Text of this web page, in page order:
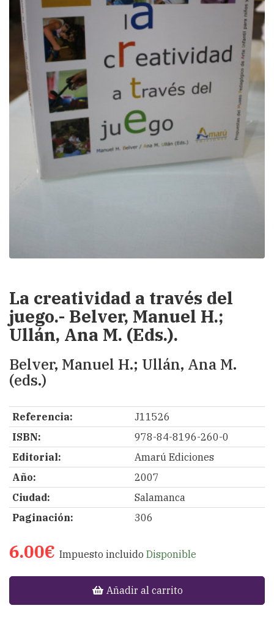
La creatividad a través del
juego.- Belver, Manuel H.;
Ullán, Ana M. (Eds.).
Belver, Manuel H.; Ullán, Ana M.
(eds.)
Referencia:
J11526
ISBN:
978-84-8196-260-0
Editorial:
Amarú Ediciones
Año:
2007
Ciudad:
Salamanca
Paginación:
306
6.00€ Impuesto incluido Disponible
Añadir al carrito